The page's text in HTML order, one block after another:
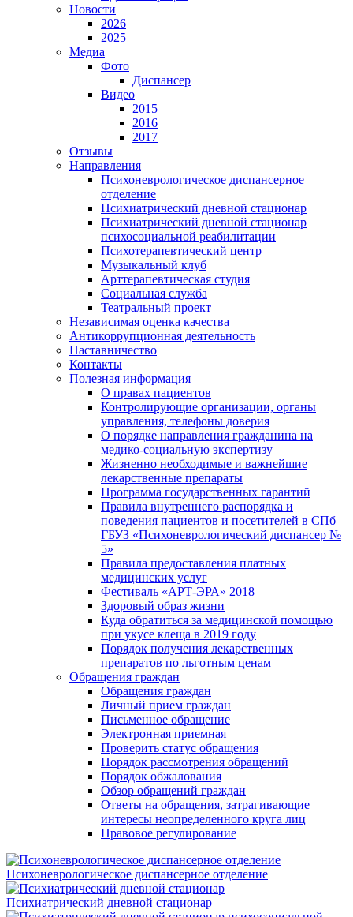
Новости
2026
2025
Медиа
Фото
Диспансер
Видео
2015
2016
2017
Отзывы
Направления
Психоневрологическое диспансерное
отделение
Психиатрический дневной стационар
Психиатрический дневной стационар
психосоциальной реабилитации
Психотерапевтический центр
Музыкальный клуб
Арттерапевтическая студия
Социальная служба
Театральный проект
Независимая оценка качества
Антикоррупционная деятельность
Наставничество
Контакты
Полезная информация
О правах пациентов
Контролирующие организации, органы
управления, телефоны доверия
О порядке направления гражданина на
медико-социальную экспертизу
Жизненно необходимые и важнейшие
лекарственные препараты
Программа государственных гарантий
Правила внутреннего распорядка и
поведения пациентов и посетителей в СПб
ГБУЗ «Психоневрологический диспансер №
5»
Правила предоставления платных
медицинских услуг
Фестиваль «АРТ-ЭРА» 2018
Здоровый образ жизни
Куда обратиться за медицинской помощью
при укусе клеща в 2019 году
Порядок получения лекарственных
препаратов по льготным ценам
Обращения граждан
Обращения граждан
Личный прием граждан
Письменное обращение
Электронная приемная
Проверить статус обращения
Порядок рассмотрения обращений
Порядок обжалования
Обзор обращений граждан
Ответы на обращения, затрагивающие
интересы неопределенного круга лиц
Правовое регулирование
Психоневрологическое диспансерное отделение
Психиатрический дневной стационар